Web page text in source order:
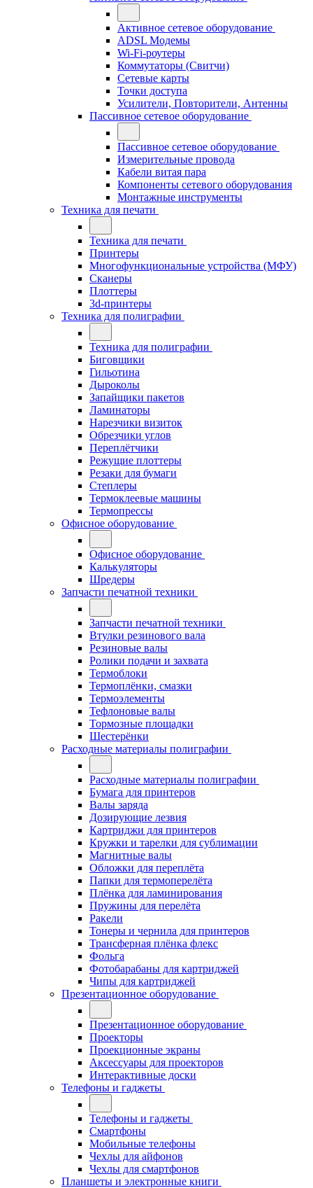
Активное сетевое оборудование
ADSL Модемы
Wi-Fi-роутеры
Коммутаторы (Свитчи)
Сетевые карты
Точки доступа
Усилители, Повторители, Антенны
Пассивное сетевое оборудование
Пассивное сетевое оборудование
Измерительные провода
Кабели витая пара
Компоненты сетевого оборудования
Монтажные инструменты
Техника для печати
Техника для печати
Принтеры
Многофункциональные устройства (МФУ)
Сканеры
Плоттеры
3d-принтеры
Техника для полиграфии
Техника для полиграфии
Биговщики
Гильотина
Дыроколы
Запайщики пакетов
Ламинаторы
Нарезчики визиток
Обрезчики углов
Переплётчики
Режущие плоттеры
Резаки для бумаги
Степлеры
Термоклеевые машины
Термопрессы
Офисное оборудование
Офисное оборудование
Калькуляторы
Шредеры
Запчасти печатной техники
Запчасти печатной техники
Втулки резинового вала
Резиновые валы
Ролики подачи и захвата
Термоблоки
Термоплёнки, смазки
Термоэлементы
Тефлоновые валы
Тормозные площадки
Шестерёнки
Расходные материалы полиграфии
Расходные материалы полиграфии
Бумага для принтеров
Валы заряда
Дозирующие лезвия
Картриджи для принтеров
Кружки и тарелки для сублимации
Магнитные валы
Обложки для переплёта
Папки для термоперелёта
Плёнка для ламинирования
Пружины для перелёта
Ракели
Тонеры и чернила для принтеров
Трансферная плёнка флекс
Фольга
Фотобарабаны для картриджей
Чипы для картриджей
Презентационное оборудование
Презентационное оборудование
Проекторы
Проекционные экраны
Аксессуары для проекторов
Интерактивные доски
Телефоны и гаджеты
Телефоны и гаджеты
Смартфоны
Мобильные телефоны
Чехлы для айфонов
Чехлы для смартфонов
Планшеты и электронные книги